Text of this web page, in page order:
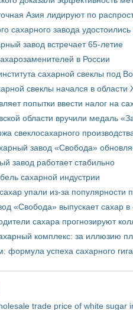
Азия лидируют по
сахарного завода удостоились
завод встречает 65-летие
в России
сахарной свеклы под
свеклы начался в области
попытки ввести налог на
области вручили медаль
свеклосахарного
завод «Свобода»
завод работает стабильно
сахарной индустрии
упали из-за популярности
«Свобода» выпускает сахар в
сахара прогнозируют
комплекс: за иллюзию
формула успеха сахарного
trade price of white sugar